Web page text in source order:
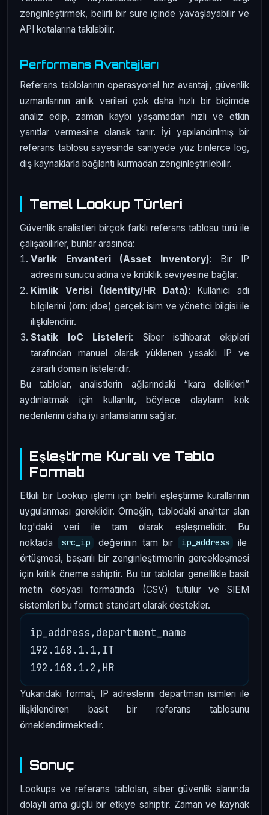
zenginleştirmek, belirli bir süre içinde yavaşlayabilir ve
API kotalarına takılabilir.
Performans Avantajları
Referans tablolarının operasyonel hız avantajı, güvenlik
uzmanlarının anlık verileri çok daha hızlı bir biçimde
analiz edip, zaman kaybı yaşamadan hızlı ve etkin
yanıtlar vermesine olanak tanır. İyi yapılandırılmış bir
referans tablosu sayesinde saniyede yüz binlerce log,
dış kaynaklarla bağlantı kurmadan zenginleştirilebilir.
Temel Lookup Türleri
Güvenlik analistleri birçok farklı referans tablosu türü ile
çalışabilirler, bunlar arasında:
Varlık Envanteri (Asset Inventory): Bir IP
adresini sunucu adına ve kritiklik seviyesine bağlar.
Kimlik Verisi (Identity/HR Data): Kullanıcı adı
bilgilerini (örn: jdoe) gerçek isim ve yönetici bilgisi ile
ilişkilendirir.
Statik IoC Listeleri: Siber istihbarat ekipleri
tarafından manuel olarak yüklenen yasaklı IP ve
zararlı domain listeleridir.
Bu tablolar, analistlerin ağlarındaki “kara delikleri”
aydınlatmak için kullanılır, böylece olayların kök
nedenlerini daha iyi anlamalarını sağlar.
Eşleştirme Kuralı ve Tablo
Formatı
Etkili bir Lookup işlemi için belirli eşleştirme kurallarının
uygulanması gereklidir. Örneğin, tablodaki anahtar alan
log'daki veri ile tam olarak eşleşmelidir. Bu
noktada
src_ip değerinin tam bir ip_address
ile
örtüşmesi, başarılı bir zenginleştirmenin gerçekleşmesi
için kritik öneme sahiptir. Bu tür tablolar genellikle basit
metin dosyası formatında (CSV) tutulur ve SIEM
sistemleri bu formatı standart olarak destekler.
ip_address,department_name
192.168.1.1,IT
Yukarıdaki format, IP adreslerini departman isimleri ile
ilişkilendiren basit bir referans tablosunu
örneklendirmektedir.
Sonuç
Lookups ve referans tabloları, siber güvenlik alanında
dolaylı ama güçlü bir etkiye sahiptir. Zaman ve kaynak